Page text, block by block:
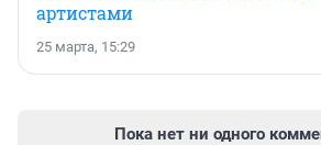
артистами
25 марта, 15:29
Пока нет ни одного